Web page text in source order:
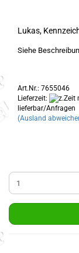
Lukas,
Siehe
Art.Nr.: 7655046
Lieferzeit:
lieferbar/Anfragen
(Ausland